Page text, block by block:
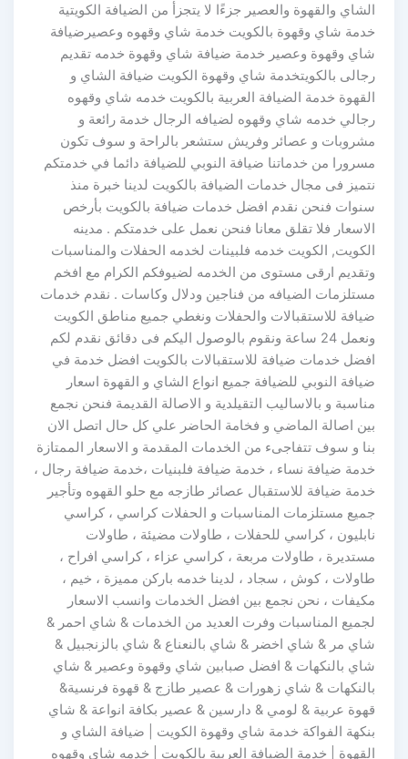
الشاي والقهوة والعصير جزءًا لا يتجزأ من الضيافة الكويتية
خدمة شاي وقهوة بالكويت خدمة شاي وقهوه وعصيرضيافة
شاي وقهوة وعصير خدمة ضيافة شاي وقهوة خدمه تقديم
رجالى بالكويتخدمة شاي وقهوة الكويت ضيافة الشاي و
القهوة خدمة الضيافة العربية بالكويت خدمه شاي وقهوه
رجالي خدمه شاي وقهوه لضيافه الرجال خدمة رائعة و
مشروبات و عصائر وفريش ستشعر بالراحة و سوف تكون
مسرورا من خدماتنا ضيافة النوبي للضيافة دائما في خدمتكم
نتميز فى مجال خدمات الضيافة بالكويت لدينا خبرة منذ
سنوات فنحن نقدم افضل خدمات ضيافة بالكويت بأرخص
الاسعار فلا تقلق معانا فنحن نعمل على خدمتكم . مدينه
الكويت, الكويت خدمه فلبينات لخدمه الحفلات والمناسبات
وتقديم ارقى مستوى من الخدمه لضيوفكم الكرام مع افخم
مستلزمات الضيافه من فناجين ودلال وكاسات . نقدم خدمات
ضيافة للاستقبالات والحفلات ونغطي جميع مناطق الكويت
ونعمل 24 ساعة ونقوم بالوصول اليكم فى دقائق نقدم لكم
افضل خدمات ضيافة للاستقبالات بالكويت افضل خدمة في
ضيافة النوبي للضيافة جميع انواع الشاي و القهوة اسعار
مناسبة و بالاساليب التقيلدية و الاصالة القديمة فنحن نجمع
بين اصالة الماضي و فخامة الحاضر علي كل حال اتصل الان
بنا و سوف تتفاجىء من الخدمات المقدمة و الاسعار الممتازة
خدمة ضيافة نساء ، خدمة ضيافة فلبنيات ،خدمة ضيافة رجال ،
خدمة ضيافة للاستقبال عصائر طازجه مع حلو القهوه وتأجير
جميع مستلزمات المناسبات و الحفلات كراسي ، كراسي
نابليون ، كراسي للحفلات ، طاولات مضيئة ، طاولات
مستديرة ، طاولات مربعة ، كراسي عزاء ، كراسي افراح ،
طاولات ، كوش ، سجاد ، لدينا خدمه باركن مميزة ، خيم ،
مكيفات ، نحن نجمع بين افضل الخدمات وانسب الاسعار
لجميع المناسبات وفرت العديد من الخدمات & شاي احمر &
شاي مر & شاي اخضر & شاي بالنعناع & شاي بالزنجبيل &
شاي بالنكهات & افضل صبابين شاي وقهوة وعصير & شاي
بالنكهات & شاي زهورات & عصير طازج & قهوة فرنسية&
قهوة عربية & لومي & دارسين & عصير بكافة انواعة & شاي
بنكهة الفواكة خدمة شاي وقهوة الكويت | ضيافة الشاي و
القهوة | خدمة الضيافة العربية بالكويت | خدمه شاي وقهوه